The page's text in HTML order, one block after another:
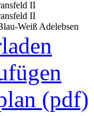
II
II
Weiß Adelebsen
(pdf)